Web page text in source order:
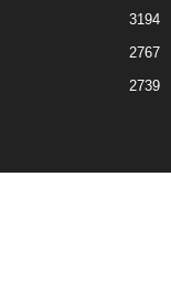
3194
2767
2739